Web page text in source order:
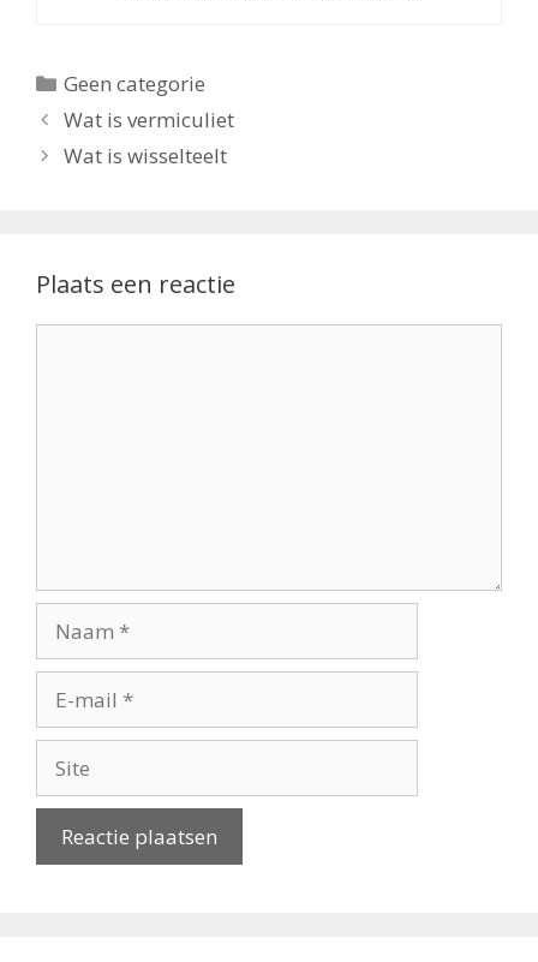
Categorieën
Geen categorie
Wat is vermiculiet
Wat is wisselteelt
Plaats een reactie
mail